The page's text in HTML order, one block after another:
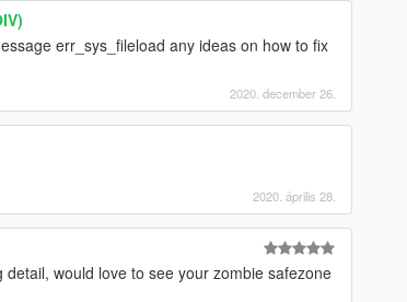
err_sys_fileload any ideas on how to fix
2020. december 26.
2020. április 28.
would love to see your zombie safezone